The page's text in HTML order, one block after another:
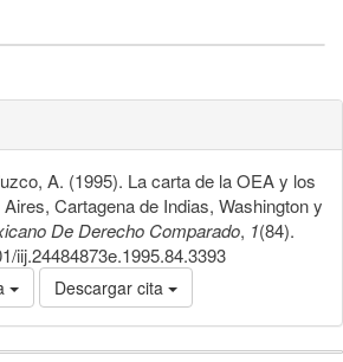
A. (1995). La carta de la OEA y los
Cartagena de Indias, Washington y
De Derecho Comparado, 1(84).
iij.24484873e.1995.84.3393
Descargar cita